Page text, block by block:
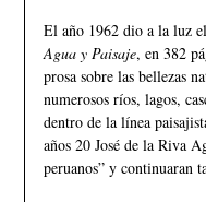
El año 1962 dio a la luz
Agua y Paisaje, en 382
prosa sobre las bellezas
numerosos ríos, lagos,
dentro de la línea
años 20 José de la Riva
peruanos” y continuaran